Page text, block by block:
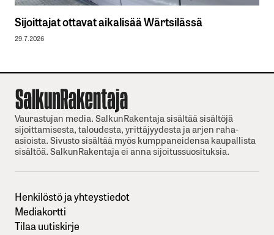
Sijoittajat ottavat aikalisää Wärtsilässä
29.7.2026
Vaurastujan media. SalkunRakentaja sisältää sisältöjä
sijoittamisesta, taloudesta, yrittäjyydesta ja arjen raha-
asioista. Sivusto sisältää myös kumppaneidensa kaupallista
sisältöä. SalkunRakentaja ei anna sijoitussuosituksia.
Henkilöstö ja yhteystiedot
Mediakortti
Tilaa uutiskirje